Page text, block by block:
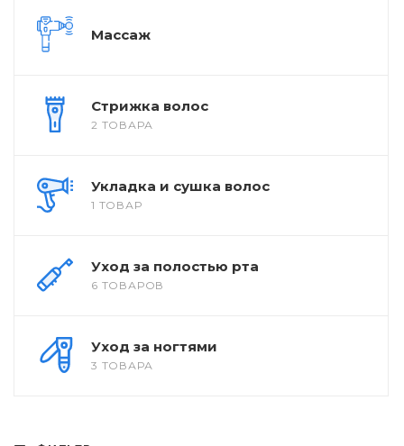
Массаж
Стрижка волос
2 ТОВАРА
Укладка и сушка волос
1 ТОВАР
Уход за полостью рта
6 ТОВАРОВ
Уход за ногтями
3 ТОВАРА